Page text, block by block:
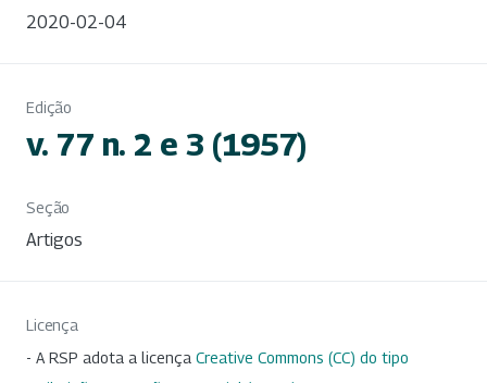
2020-02-04
Edição
v. 77 n. 2 e 3 (1957)
Seção
Artigos
Licença
- A RSP adota a licença Creative Commons (CC) do tipo